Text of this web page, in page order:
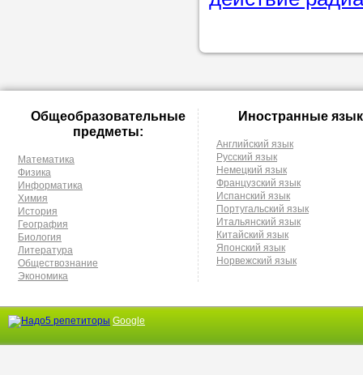
Общеобразовательные
предметы:
Математика
Физика
Информатика
Химия
История
География
Биология
Литература
Обществознание
Экономика
Иностранные
Английский язык
Русский язык
Немецкий язык
Французский язык
Испанский язык
Португальский язык
Итальянский язык
Китайский язык
Японский язык
Норвежский язык
Google